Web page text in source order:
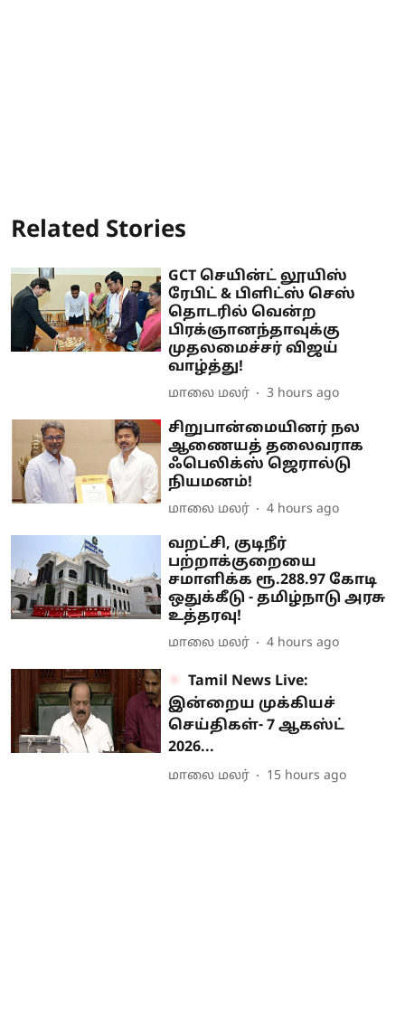
Related Stories
GCT செயின்ட் லூயிஸ்
ரேபிட் & பிளிட்ஸ் செஸ்
தொடரில் வென்ற
பிரக்ஞானந்தாவுக்கு
முதலமைச்சர் விஜய்
வாழ்த்து!
மாலை மலர் 3 hours ago
சிறுபான்மையினர் நல
ஆணையத் தலைவராக
ஃபெலிக்ஸ் ஜெரால்டு
நியமனம்!
மாலை மலர் 4 hours ago
வறட்சி, குடிநீர்
பற்றாக்குறையை
சமாளிக்க ரூ.288.97 கோடி
ஒதுக்கீடு - தமிழ்நாடு அரசு
உத்தரவு!
மாலை மலர் 4 hours ago
Tamil News Live:
இன்றைய முக்கியச்
செய்திகள்- 7 ஆகஸ்ட்
2026...
மாலை மலர் 15 hours ago